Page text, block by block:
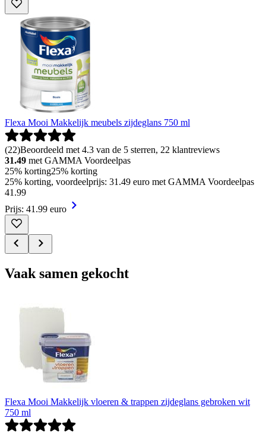
Flexa Mooi Makkelijk meubels zijdeglans 750 ml
(22)Beoordeeld met 4.3 van de 5 sterren, 22 klantreviews
31.49 met GAMMA Voordeelpas
25% korting25% korting
25% korting, voordeelprijs: 31.49 euro met GAMMA Voordeelpas
41.99
Prijs: 41.99 euro
Vaak samen gekocht
Flexa Mooi Makkelijk vloeren & trappen zijdeglans gebroken wit
750 ml